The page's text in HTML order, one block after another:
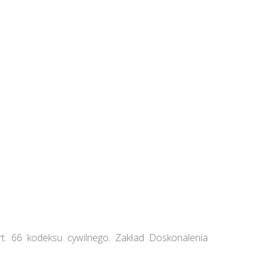
kodeksu cywilnego. Zakład Doskonalenia